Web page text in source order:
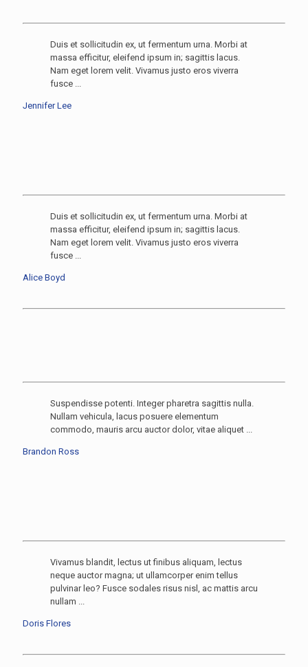
Duis et sollicitudin ex, ut fermentum urna. Morbi at
massa efficitur, eleifend ipsum in; sagittis lacus.
Nam eget lorem velit. Vivamus justo eros viverra
fusce ...
Jennifer Lee
Duis et sollicitudin ex, ut fermentum urna. Morbi at
massa efficitur, eleifend ipsum in; sagittis lacus.
Nam eget lorem velit. Vivamus justo eros viverra
fusce ...
Alice Boyd
Suspendisse potenti. Integer pharetra sagittis nulla.
Nullam vehicula, lacus posuere elementum
commodo, mauris arcu auctor dolor, vitae aliquet ...
Brandon Ross
Vivamus blandit, lectus ut finibus aliquam, lectus
neque auctor magna; ut ullamcorper enim tellus
pulvinar leo? Fusce sodales risus nisl, ac mattis arcu
nullam ...
Doris Flores